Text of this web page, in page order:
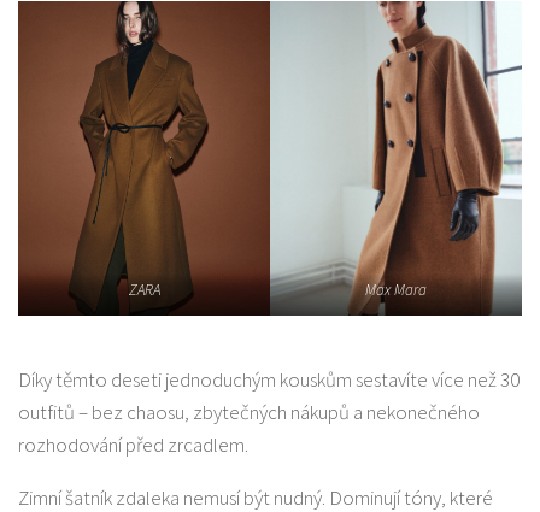
ZARA Max Mara
Díky těmto deseti jednoduchým kouskům sestavíte více než 30
outfitů – bez chaosu, zbytečných nákupů a nekonečného
rozhodování před zrcadlem.
Zimní šatník zdaleka nemusí být nudný. Dominují tóny, které